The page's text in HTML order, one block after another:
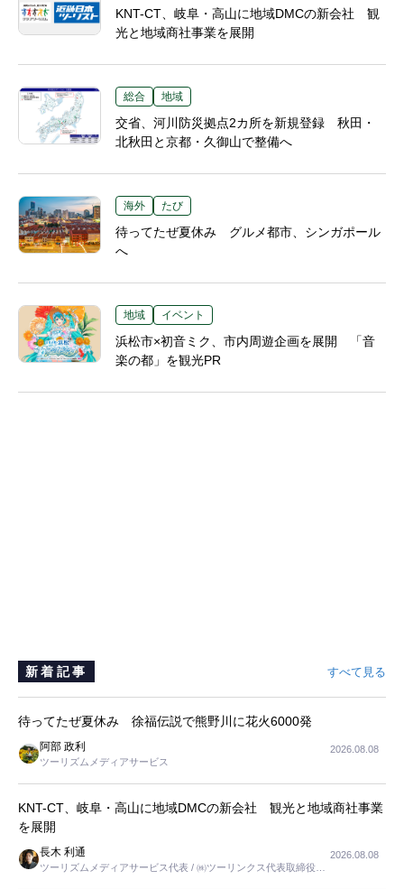
KNT-CT、岐阜・高山に地域DMCの新会社 観
光と地域商社事業を展開
総合 地域
交省、河川防災拠点2カ所を新規登録 秋田・
北秋田と京都・久御山で整備へ
海外 たび
待ってたぜ夏休み グルメ都市、シンガポール
へ
地域 イベント
浜松市×初音ミク、市内周遊企画を展開 「音
楽の都」を観光PR
新着記事 すべて見る
待ってたぜ夏休み 徐福伝説で熊野川に花火6000発
阿部 政利
ツーリズムメディアサービス
2026.08.08
KNT-CT、岐阜・高山に地域DMCの新会社 観光と地域商社事業
を展開
長木 利通
ツーリズムメディアサービス代表 / ㈱ツーリンクス代表取締役社
2026.08.08